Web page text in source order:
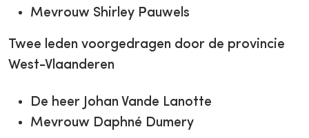
Mevrouw Shirley Pauwels
Twee leden voorgedragen door de provincie
West-Vlaanderen
De heer Johan Vande Lanotte
Mevrouw Daphné Dumery